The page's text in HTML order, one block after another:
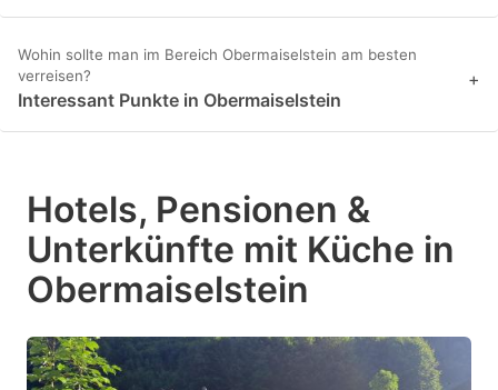
Wohin sollte man im Bereich Obermaiselstein am besten
verreisen?
Interessant Punkte in Obermaiselstein
+
Hotels, Pensionen &
Unterkünfte mit Küche in
Obermaiselstein